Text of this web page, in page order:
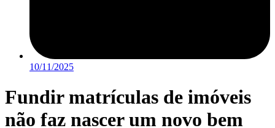
10/11/2025
Fundir matrículas de imóveis
não faz nascer um novo bem